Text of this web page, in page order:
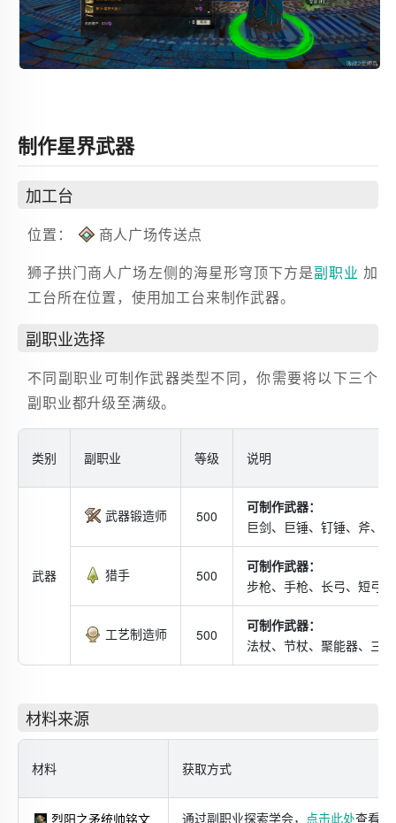
制作星界武器
加工台
位置：
商人广场传送点
狮子拱门商人广场左侧的海星形穹顶下方是副职业 加
工台所在位置，使用加工台来制作武器。
副职业选择
不同副职业可制作武器类型不同，你需要将以下三个
副职业都升级至满级。
类别 副职业 等级 说明
武器
武器锻造师 500
可制作武器：
巨剑、巨锤、钉锤、斧、
猎手 500
可制作武器：
步枪、手枪、长弓、短弓
工艺制造师 500
可制作武器：
法杖、节杖、聚能器、三
材料来源
材料 获取方式
烈阳之矛统帅铭文 通过副职业探索学会， 点击此处查看